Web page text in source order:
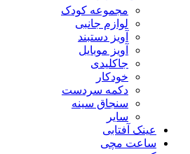
مجموعه کودک
لوازم جانبی
آویز دستبند
آویز موبایل
جاکلیدی
خودکار
دکمه سردست
سنجاق سینه
سایر
عینک آفتابی
ساعت مچی